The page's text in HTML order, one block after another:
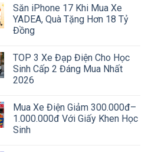
Săn iPhone 17 Khi Mua Xe
YADEA, Quà Tặng Hơn 18 Tỷ
Đồng
TOP 3 Xe Đạp Điện Cho Học
Sinh Cấp 2 Đáng Mua Nhất
2026
Mua Xe Điện Giảm 300.000đ–
1.000.000đ Với Giấy Khen Học
Sinh